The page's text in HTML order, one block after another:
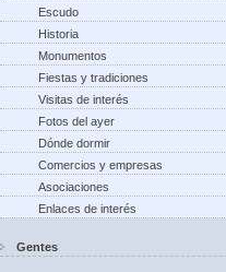
Escudo
Historia
Monumentos
Fiestas y tradiciones
Visitas de interés
Fotos del ayer
Dónde dormir
Comercios y empresas
Asociaciones
Enlaces de interés
Gentes